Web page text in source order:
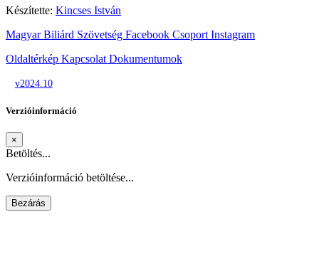
Készítette: Kincses István
Magyar Biliárd Szövetség Facebook Csoport Instagram
Oldaltérkép Kapcsolat Dokumentumok
v2024.10
Verzióinformáció
×
Betöltés...
Verzióinformáció betöltése...
Bezárás